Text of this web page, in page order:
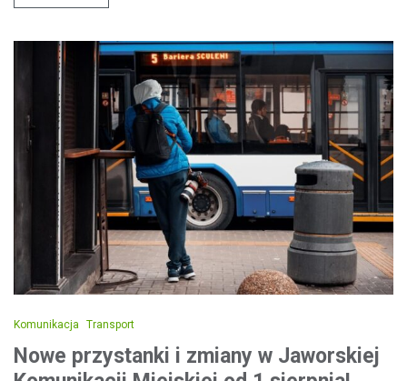
Komunikacja Transport
Nowe przystanki i zmiany w Jaworskiej